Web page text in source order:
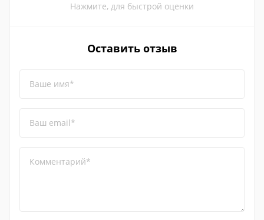
Нажмите, для быстрой оценки
Оставить отзыв
Ваше имя*
Ваш email*
Комментарий*